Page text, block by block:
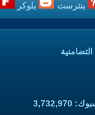
بنترست بلوكر